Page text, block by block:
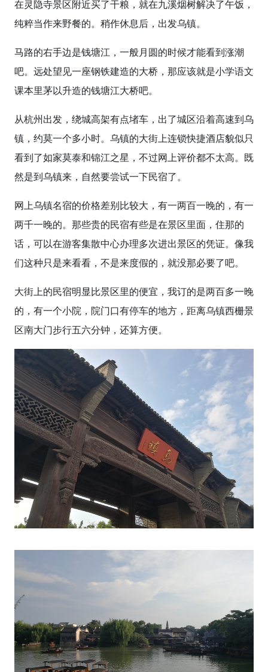
在灵隐寺景区附近买了干粮，就在九溪烟树解决了午饭，
纯粹当作来野餐的。稍作休息后，出发乌镇。
马路的右手边是钱塘江，一般月圆的时候才能看到涨潮
吧。远处望见一座钢铁建造的大桥，那应该就是小学语文
课本里茅以升造的钱塘江大桥吧。
从杭州出发，绕城高架有点堵车，出了城区沿着高速到乌
镇，约莫一个多小时。乌镇的大街上连锁快捷酒店貌似只
看到了如家莫泰和锦江之星，不过网上评价都不太高。既
然是到乌镇来，自然要尝试一下民宿了。
网上乌镇名宿的价格差别比较大，有一两百一晚的，有一
两千一晚的。那些贵的民宿有些是在景区里面，住那的
话，可以在游客集散中心办理多次进出景区的凭证。像我
们这种只是来看看，不是来度假的，就没那必要了吧。
大街上的民宿明显比景区里的便宜，我订的是两百多一晚
的，有一个小院，院门口有停车的地方，距离乌镇西栅景
区南大门步行五六分钟，还算方便。